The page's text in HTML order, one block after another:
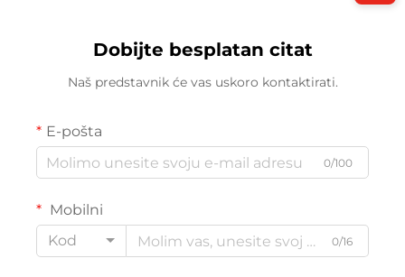
Dobijte besplatan citat
Naš predstavnik će vas uskoro kontaktirati.
E-pošta
0/100
Mobilni
Kod
0/16